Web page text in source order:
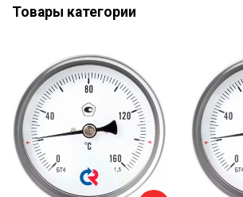
Товары категории